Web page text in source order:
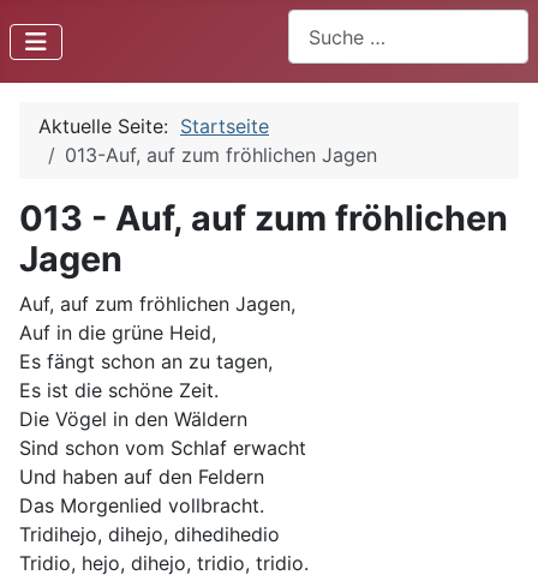
Aktuelle Seite: Startseite
013-Auf, auf zum fröhlichen Jagen
013 - Auf, auf zum fröhlichen
Jagen
Auf, auf zum fröhlichen Jagen,
Auf in die grüne Heid,
Es fängt schon an zu tagen,
Es ist die schöne Zeit.
Die Vögel in den Wäldern
Sind schon vom Schlaf erwacht
Und haben auf den Feldern
Das Morgenlied vollbracht.
Tridihejo, dihejo, dihedihedio
Tridio, hejo, dihejo, tridio, tridio.